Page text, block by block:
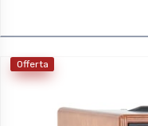
Offerta